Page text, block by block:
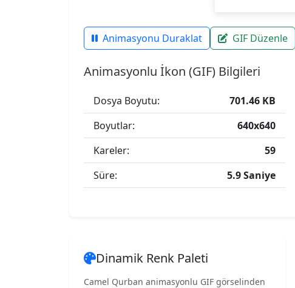
Animasyonu Duraklat GIF Düzenle
Animasyonlu İkon (GIF) Bilgileri
Dosya Boyutu:
701.46 KB
Boyutlar:
640x640
Kareler:
59
Süre:
5.9 Saniye
Dinamik Renk Paleti
Camel Qurban animasyonlu GIF görselinden